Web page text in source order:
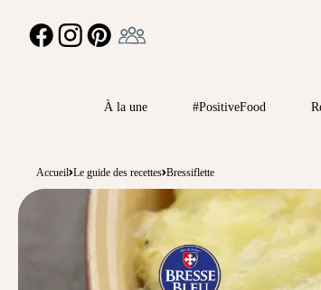
FACEBOOKINSTAGRAMPINTEREST
À la une #PositiveFood
Accueil Le guide des recettes Bressiflette